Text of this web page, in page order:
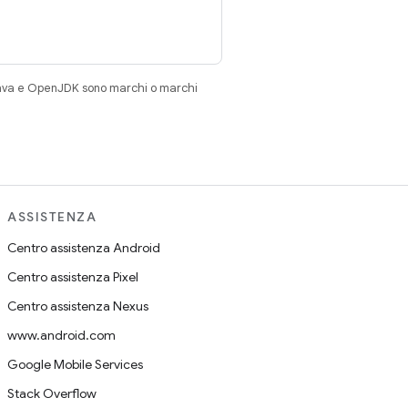
e OpenJDK sono marchi o marchi
ASSISTENZA
Centro assistenza Android
Centro assistenza Pixel
Centro assistenza Nexus
www.android.com
Google Mobile Services
Stack Overflow